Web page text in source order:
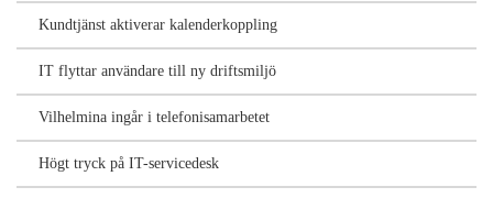
Kundtjänst aktiverar kalenderkoppling
IT flyttar användare till ny driftsmiljö
Vilhelmina ingår i telefonisamarbetet
Högt tryck på IT-servicedesk